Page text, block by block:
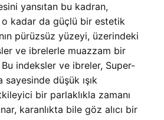
yansıtan bu kadran,
kadar da güçlü bir estetik
pürüzsüz yüzeyi, üzerindeki
ve ibrelerle muazzam bir
indeksler ve ibreler, Super-
düşük ışık
bir parlaklıkla zamanı
karanlıkta bile göz alıcı bir